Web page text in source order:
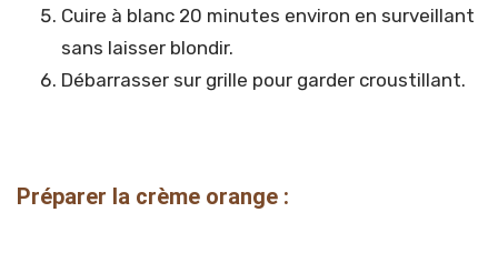
Cuire à blanc 20 minutes environ en surveillant
sans laisser blondir.
Débarrasser sur grille pour garder croustillant.
Préparer la crème orange :